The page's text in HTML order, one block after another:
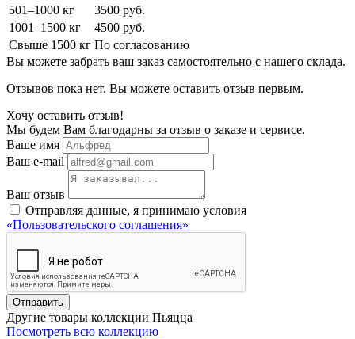
501–1000 кг
3500 руб.
1001–1500 кг
4500 руб.
Свыше 1500 кг По согласованию
Вы можете забрать ваш заказ самостоятельно с нашего склада.
Отзывов пока нет. Вы можете оставить отзыв первым.
Хочу оставить отзыв!
Мы будем Вам благодарны за отзыв о заказе и сервисе.
Ваше имя
Ваш e-mail
Ваш отзыв
Отправляя данные, я принимаю условия
«Пользовательского соглашения»
Отправить
Другие товары коллекции Пьяцца
Посмотреть всю коллекцию